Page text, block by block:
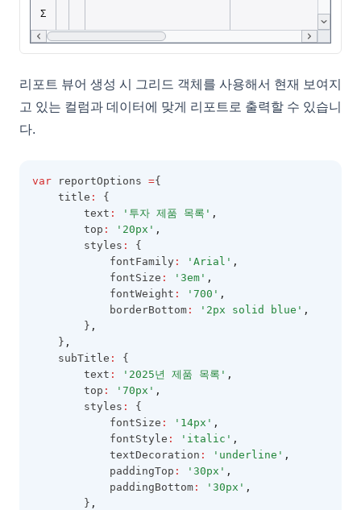
리포트 뷰어 생성 시 그리드 객체를 사용해서 현재 보여지
고 있는 컬럼과 데이터에 맞게 리포트로 출력할 수 있습니
다.
var reportOptions ={
    title
:
{
        text
: '투자 제품 목록' ,
        top
: '20px' ,
        styles
:
{
            fontFamily
: 'Arial' ,
            fontSize
: '3em' ,
            fontWeight
: '700' ,
            borderBottom
: '2px solid blue' ,
        }
,
    }
,
    subTitle
:
{
        text
: '2025년 제품 목록' ,
        top
: '70px' ,
        styles
:
{
            fontSize
: '14px' ,
            fontStyle
: 'italic' ,
            textDecoration
: 'underline' ,
            paddingTop
: '30px' ,
            paddingBottom
: '30px' ,
        }
,